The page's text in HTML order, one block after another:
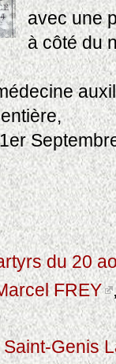
avec une
à côté du
du 20
FREY
Genis